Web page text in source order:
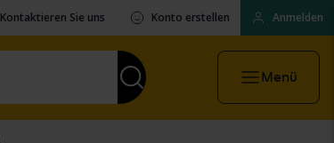
Kontaktieren Sie uns Konto erstellen Anmelden
Menü